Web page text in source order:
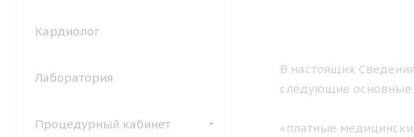
Кардиолог
Лаборатория
Процедурный кабинет
В настоящих
следующие основные
«платные